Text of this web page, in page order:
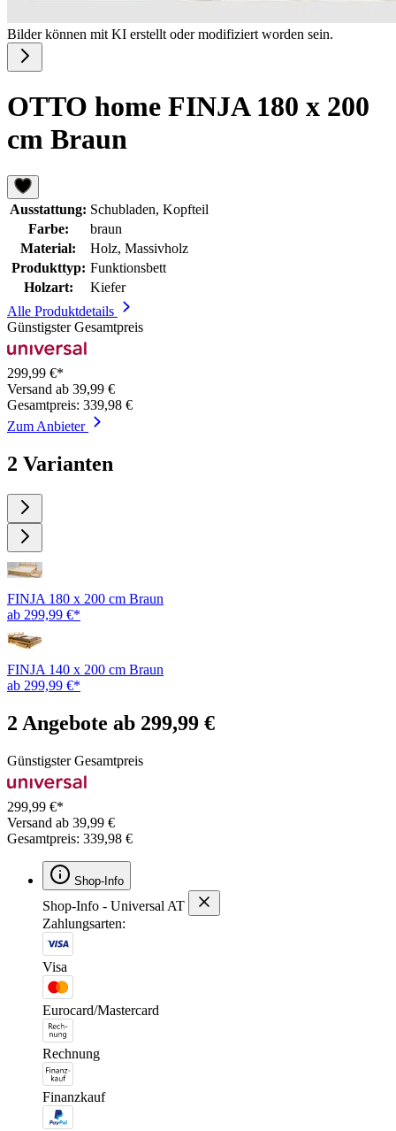
Bilder können mit KI erstellt oder modifiziert worden sein.
OTTO home FINJA 180 x 200
cm Braun
Ausstattung: Schubladen, Kopfteil
Farbe:
braun
Material:
Holz, Massivholz
Produkttyp: Funktionsbett
Holzart:
Kiefer
Alle Produktdetails
Günstigster Gesamtpreis
299,99 €*
Versand ab 39,99 €
Gesamtpreis: 339,98 €
Zum Anbieter
2 Varianten
FINJA 180 x 200 cm Braun
ab 299,99 €*
FINJA 140 x 200 cm Braun
ab 299,99 €*
2 Angebote ab 299,99 €
Günstigster Gesamtpreis
299,99 €*
Versand ab 39,99 €
Gesamtpreis: 339,98 €
Shop-Info
Shop-Info - Universal AT
Zahlungsarten:
Visa
Eurocard/Mastercard
Rechnung
Finanzkauf